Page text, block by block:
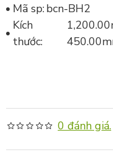
Mã sp:bcn-BH2
Kích
thước:
0 đánh giá.